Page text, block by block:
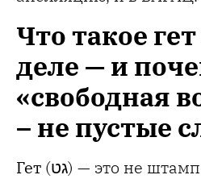
Что такое
деле — и
«свободная
– не пустые
Гет (גט) — это не штамп и не запись в